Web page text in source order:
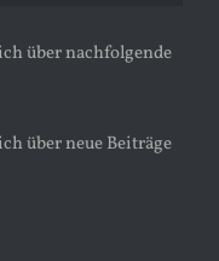
über nachfolgende
über neue Beiträge